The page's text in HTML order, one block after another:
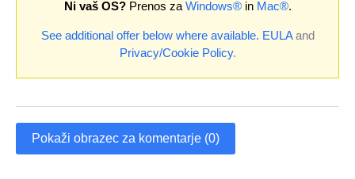
Ni vaš OS?Prenos za Windows®in Mac®.
See additional offer below where available. EULAand
Privacy/Cookie Policy.
Pokaži obrazec za komentarje (0)